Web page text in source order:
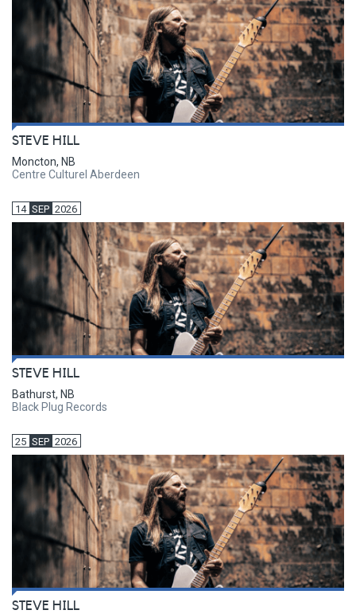
STEVE HILL
Moncton, NB
Centre Culturel Aberdeen
14 SEP 2026
STEVE HILL
Bathurst, NB
Black Plug Records
25 SEP 2026
STEVE HILL